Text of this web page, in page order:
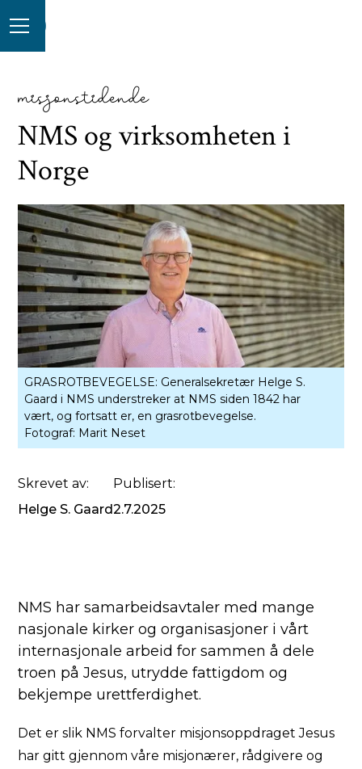
misjonstidende
NMS og virksomheten i
Norge
GRASROTBEVEGELSE: Generalsekretær Helge S.
Gaard i NMS understreker at NMS siden 1842 har
vært, og fortsatt er, en grasrotbevegelse.
Fotograf: Marit Neset
Skrevet av:
Helge S. Gaard
Publisert:
2.7.2025
NMS har samarbeidsavtaler med mange
nasjonale kirker og organisasjoner i vårt
internasjonale arbeid for sammen å dele
troen på Jesus, utrydde fattigdom og
bekjempe urettferdighet.
Det er slik NMS forvalter misjonsoppdraget Jesus
har gitt gjennom våre misjonærer, rådgivere og